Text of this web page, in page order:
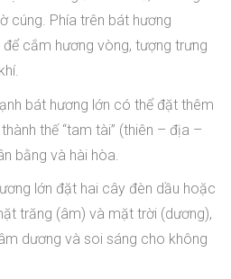
cúng. Phía trên bát hương
cắm hương vòng, tượng trưng
bát hương lớn có thể đặt thêm
thế “tam tài” (thiên – địa –
bằng và hài hòa.
lớn đặt hai cây đèn dầu hoặc
trăng (âm) và mặt trời (dương),
dương và soi sáng cho không